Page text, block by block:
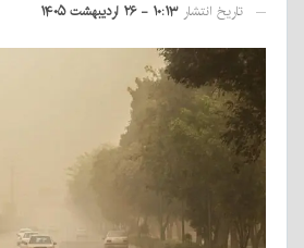
تاریخ انتشار ۱۰:۱۳ - ۲۶ اردیبهشت ۱۴۰۵